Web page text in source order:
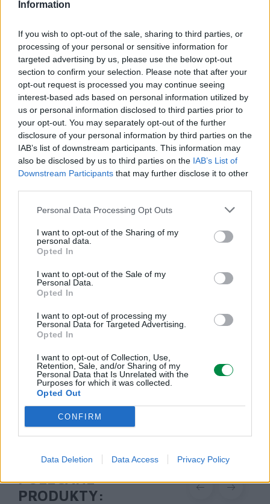
Information
If you wish to opt-out of the sale, sharing to third parties, or
processing of your personal or sensitive information for
targeted advertising by us, please use the below opt-out
section to confirm your selection. Please note that after your
opt-out request is processed you may continue seeing
interest-based ads based on personal information utilized by
us or personal information disclosed to third parties prior to
your opt-out. You may separately opt-out of the further
disclosure of your personal information by third parties on the
IAB’s list of downstream participants. This information may
also be disclosed by us to third parties on the IAB’s List of
Downstream Participants that may further disclose it to other
Personal Data Processing Opt Outs
I want to opt-out of the Sharing of my
personal data.
Opted In
I want to opt-out of the Sale of my
Personal Data.
Opted In
I want to opt-out of processing my
Personal Data for Targeted Advertising.
Opted In
I want to opt-out of Collection, Use,
Retention, Sale, and/or Sharing of my
Personal Data that Is Unrelated with the
Purposes for which it was collected.
Opted Out
CONFIRM
Data Deletion Data Access Privacy Policy
Informacje handlowe
Kod producenta
C792X1YG
Dane producenta
Lexmark International Technology S.a.r.l.
CH-1215 Geneve Szwajcaria
lexmark.com
Podmiot odpowiedzialny
Lexmark International Polska Sp. z o.o.
02-675 Warszawa
info_pl@lexmark.com
Pomoc techniczna
POLECANE
PRODUKTY: